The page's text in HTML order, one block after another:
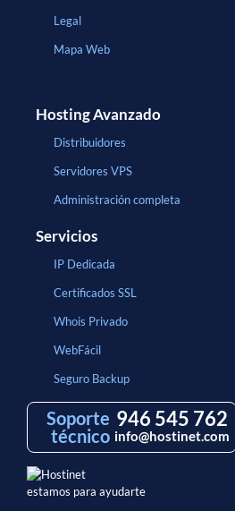
Legal
Mapa Web
Hosting Avanzado
Distribuidores
Servidores VPS
Administración completa
Servicios
IP Dedicada
Certificados SSL
Whois Privado
WebFácil
Seguro Backup
Soporte
técnico
946 545 762
info@hostinet.com
estamos para ayudarte